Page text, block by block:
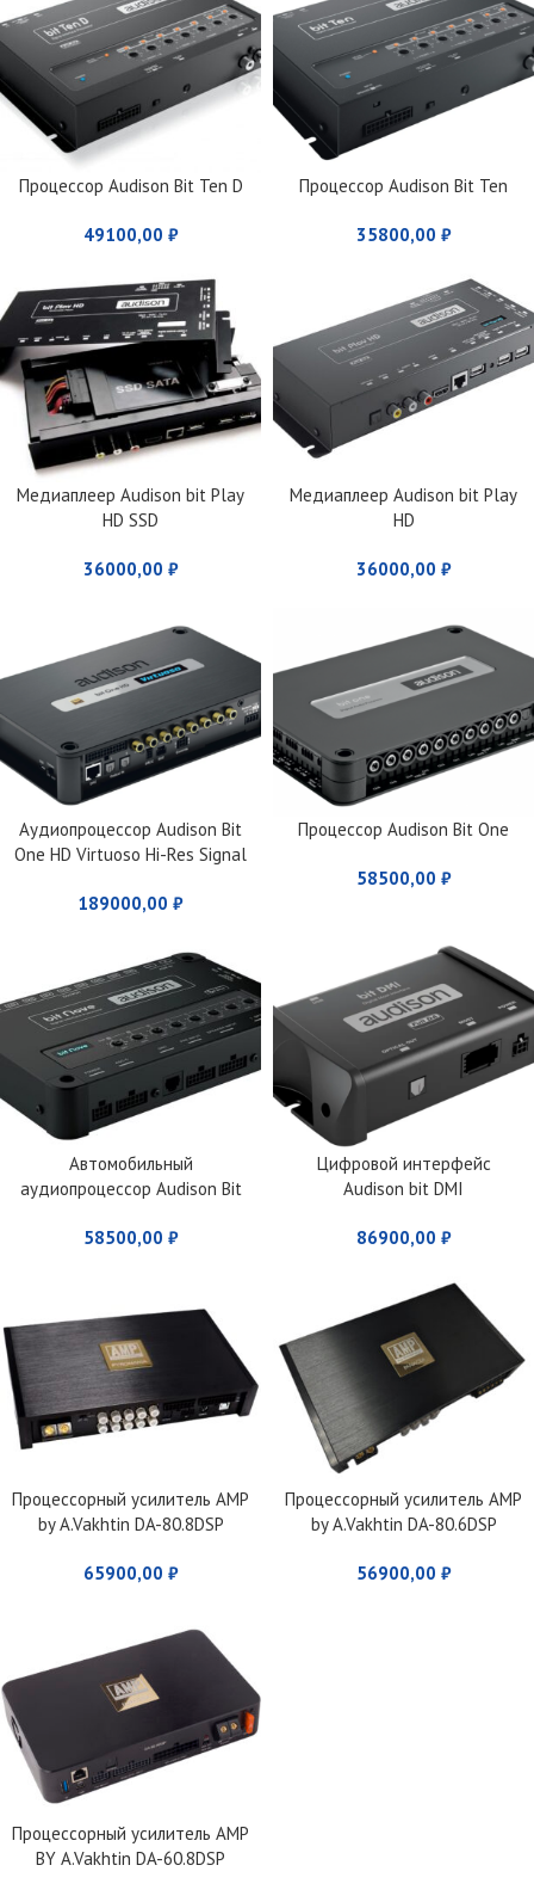
Процессор Audison Bit Ten D
49100,00 ₽
Процессор Audison Bit Ten
35800,00 ₽
Медиаплеер Audison bit Play
HD SSD
36000,00 ₽
Медиаплеер Audison bit Play
HD
36000,00 ₽
Аудиопроцессор Audison Bit
One HD Virtuoso Hi-Res Signal
189000,00 ₽
Процессор Audison Bit One
58500,00 ₽
Автомобильный
аудиопроцессор Audison Bit
58500,00 ₽
Цифровой интерфейс
Audison bit DMI
86900,00 ₽
Процессорный усилитель AMP
by A.Vakhtin DA-80.8DSP
65900,00 ₽
Процессорный усилитель AMP
by A.Vakhtin DA-80.6DSP
56900,00 ₽
Процессорный усилитель AMP
BY A.Vakhtin DA-60.8DSP